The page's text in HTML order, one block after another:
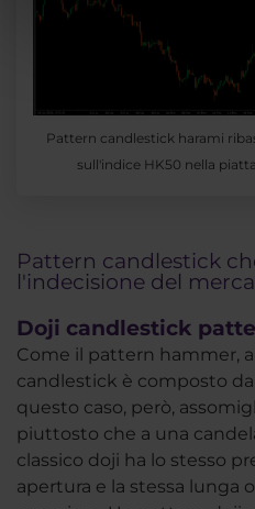
Pattern candlestick harami
sull'indice HK50 nella
Pattern candlestick
l'indecisione del
Doji candlestick
Come il pattern hammer,
candlestick è composto
questo caso, però,
piuttosto che a una
classico doji ha lo stesso
apertura e la stessa lunga